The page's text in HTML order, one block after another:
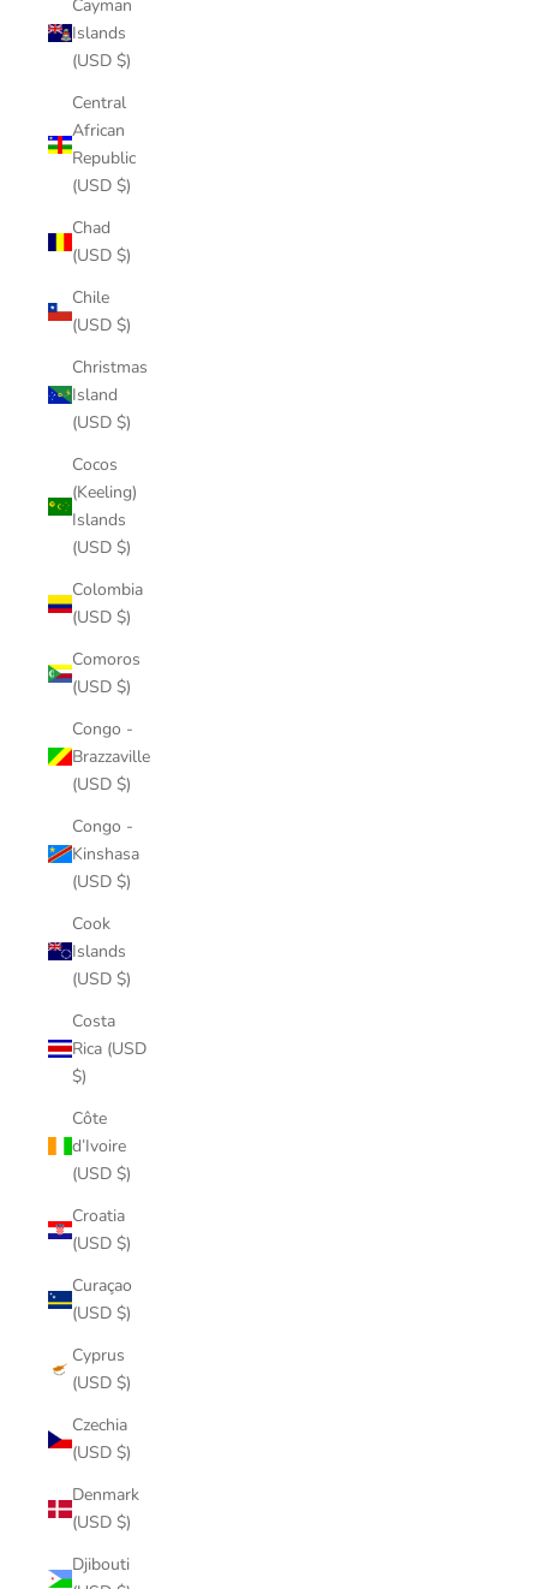
Cayman
Islands
(USD $)
Central
African
Republic
(USD $)
Chad
(USD $)
Chile
(USD $)
Christmas
Island
(USD $)
Cocos
(Keeling)
Islands
(USD $)
Colombia
(USD $)
Comoros
(USD $)
Congo -
Brazzaville
(USD $)
Congo -
Kinshasa
(USD $)
Cook
Islands
(USD $)
Costa
Rica (USD
$)
Côte
d’Ivoire
(USD $)
Croatia
(USD $)
Curaçao
(USD $)
Cyprus
(USD $)
Czechia
(USD $)
Denmark
(USD $)
Djibouti